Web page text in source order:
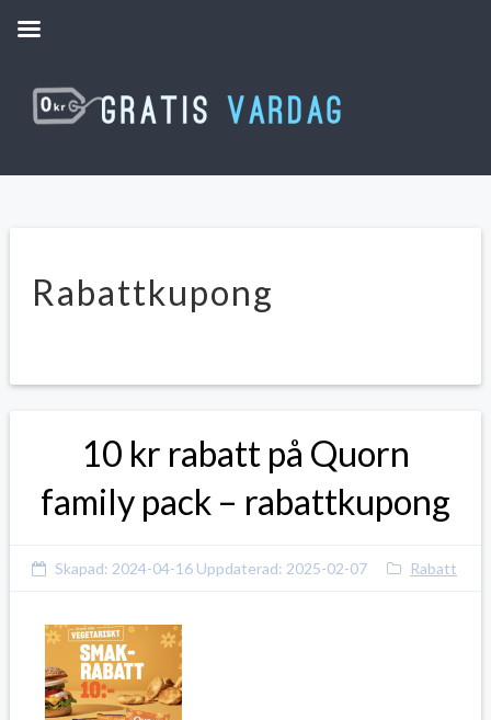
Rabattkupong
10 kr rabatt på Quorn
family pack – rabattkupong
Skapad: 2024-04-16 Uppdaterad: 2025-02-07 Rabatt